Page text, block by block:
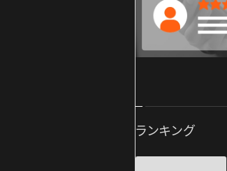
ランキング